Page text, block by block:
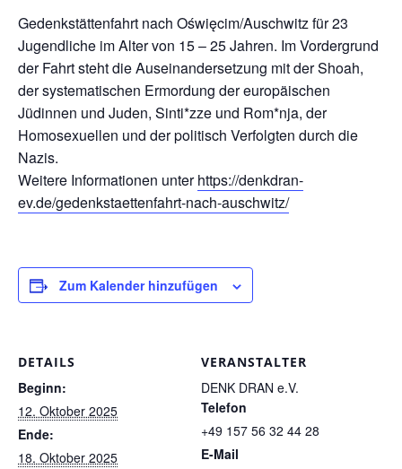
Gedenkstättenfahrt nach Oświęcim/Auschwitz für 23
Jugendliche im Alter von 15 – 25 Jahren. Im Vordergrund
der Fahrt steht die Auseinandersetzung mit der Shoah,
der systematischen Ermordung der europäischen
Jüdinnen und Juden, Sinti*zze und Rom*nja, der
Homosexuellen und der politisch Verfolgten durch die
Nazis.
Weitere Informationen unterhttps://denkdran-
ev.de/gedenkstaettenfahrt-nach-auschwitz/
Zum Kalender hinzufügen
DETAILS
Beginn:
12. Oktober 2025
Ende:
18. Oktober 2025
VERANSTALTER
DENK DRAN e.V.
Telefon
+49 157 56 32 44 28
E-Mail